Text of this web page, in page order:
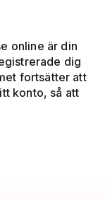
online är din
dig
fortsätter att
konto, så att